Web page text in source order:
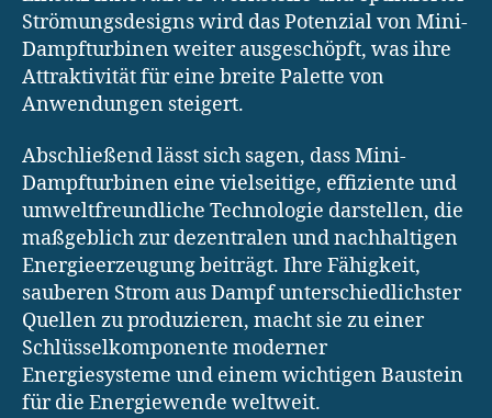
Strömungsdesigns wird das Potenzial von Mini-
Dampfturbinen weiter ausgeschöpft, was ihre
Attraktivität für eine breite Palette von
Anwendungen steigert.
Abschließend lässt sich sagen, dass Mini-
Dampfturbinen eine vielseitige, effiziente und
umweltfreundliche Technologie darstellen, die
maßgeblich zur dezentralen und nachhaltigen
Energieerzeugung beiträgt. Ihre Fähigkeit,
sauberen Strom aus Dampf unterschiedlichster
Quellen zu produzieren, macht sie zu einer
Schlüsselkomponente moderner
Energiesysteme und einem wichtigen Baustein
für die Energiewende weltweit.